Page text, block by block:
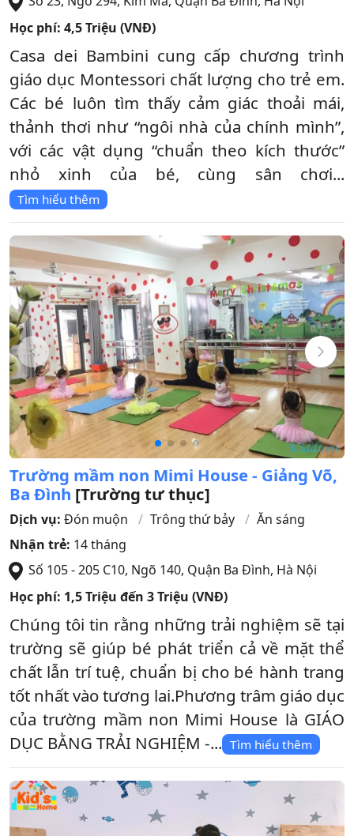
Học phí: 4,5 Triệu (VNĐ)
Casa dei Bambini cung cấp chương trình
giáo dục Montessori chất lượng cho trẻ em.
Các bé luôn tìm thấy cảm giác thoải mái,
thảnh thơi như “ngôi nhà của chính mình”,
với các vật dụng “chuẩn theo kích thước”
nhỏ xinh của bé, cùng sân chơi...
Tìm hiểu thêm
Trường mầm non Mimi House - Giảng Võ,
Ba Đình [Trường tư thục]
Dịch vụ: Đón muộn Trông thứ bảy
Ăn sáng
Nhận trẻ: 14 tháng
Số 105 - 205 C10, Ngõ 140, Quận Ba Đình, Hà Nội
Học phí: 1,5 Triệu đến 3 Triệu (VNĐ)
Chúng tôi tin rằng những trải nghiệm sẽ tại
trường sẽ giúp bé phát triển cả về mặt thể
chất lẫn trí tuệ, chuẩn bị cho bé hành trang
tốt nhất vào tương lai.Phương trâm giáo dục
của trường mầm non Mimi House là GIÁO
DỤC BẰNG TRẢI NGHIỆM -... Tìm hiểu thêm